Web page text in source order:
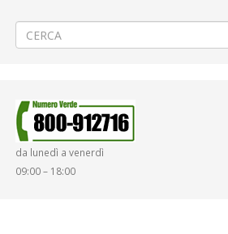
da lunedì a venerdì
09:00 – 18:00